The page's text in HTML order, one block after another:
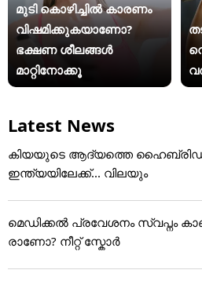
മുടി കൊഴിച്ചിൽ കാരണം
വിഷമിക്കുകയാണോ?
ഭക്ഷണ ശീലങ്ങൾ
മാറ്റിനോക്കൂ
Latest News
കിയയുടെ ആദ്യത്തെ
ഇന്ത്യയിലേക്ക്... വിലയും
മെഡിക്കല്‍ പ്രവേശനം സ്വപ്നം
രാണോ? നീറ്റ് സ്കോർ